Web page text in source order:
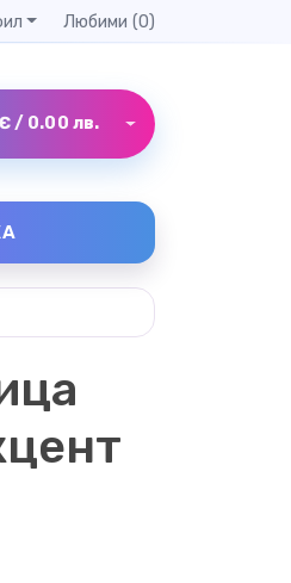
Любими (0)
/ 0.00 лв.